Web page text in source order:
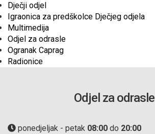
Dječji odjel
Igraonica za predškolce Dječjeg odjela
Multimedija
Odjel za odrasle
Ogranak Caprag
Radionice
Odjel za odrasle
ponedjeljak - petak 08:00 do 20:00